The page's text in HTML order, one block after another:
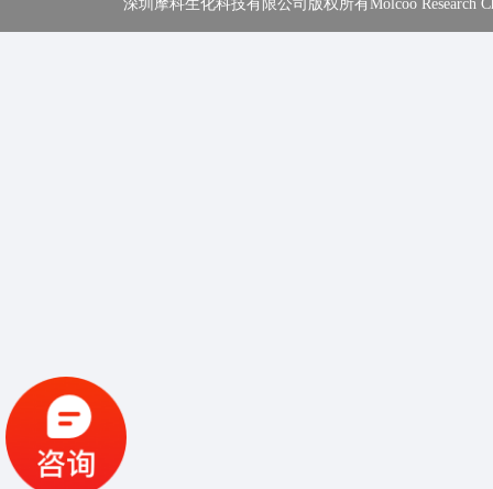
深圳摩科生化科技有限公司版权所有Molcoo Research